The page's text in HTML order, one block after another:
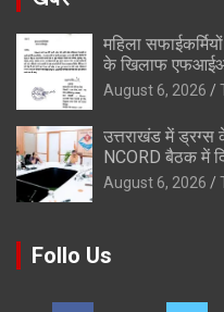
महिला
के खिलाफ
August 6, 2026
उत्तराखंड में
NCORD बैठक में
August 6, 2026
Follo Us